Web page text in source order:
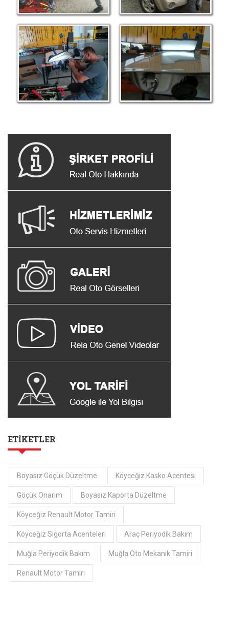
ETIKETLER
Boyasız Göçük Düzeltme Köyceğiz Kasko Acentesi
Göçük Onarım Boyasız Kaporta Düzeltme
Köyceğiz Renault Motor Tamiri
Köyceğiz Sigorta Acenteleri Araç Periyodik Bakım
Muğla Periyodik Bakım Muğla Oto Mekanik Tamiri
Renault Motor Tamiri